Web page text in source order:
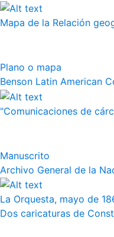
Mapa de la Relación
Plano o mapa
Benson Latin American
"Comunicaciones de
Manuscrito
Archivo General de la
La Orquesta, mayo de
Dos caricaturas de